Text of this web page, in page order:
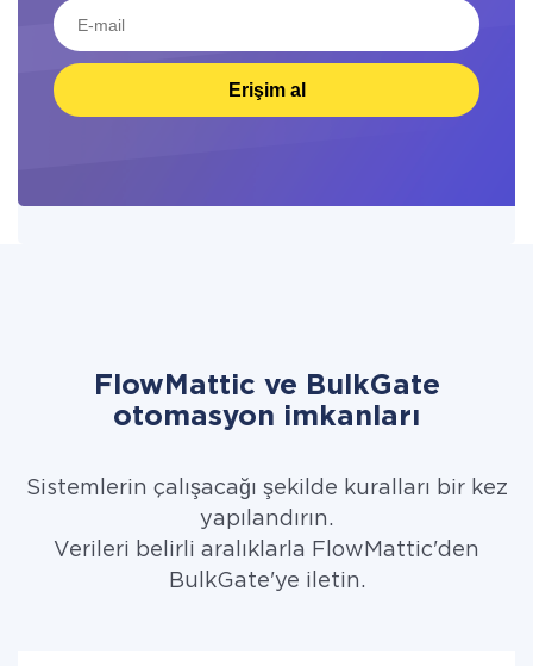
Erişim al
FlowMattic ve BulkGate
otomasyon imkanları
Sistemlerin çalışacağı şekilde kuralları bir kez
yapılandırın.
Verileri belirli aralıklarla FlowMattic'den
BulkGate'ye iletin.